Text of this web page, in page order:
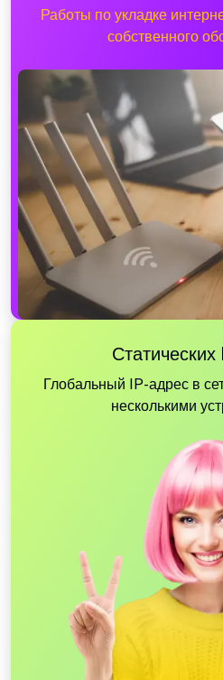
Работы по укладке
собственного
Глобальный IP-адрес в
несколькими